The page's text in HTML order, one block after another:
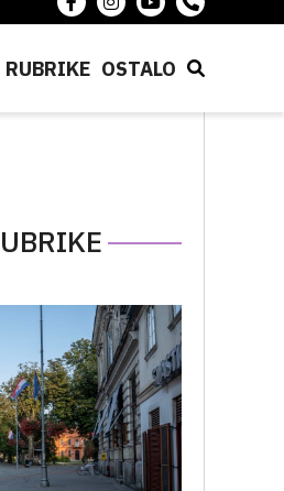
RUBRIKE OSTALO